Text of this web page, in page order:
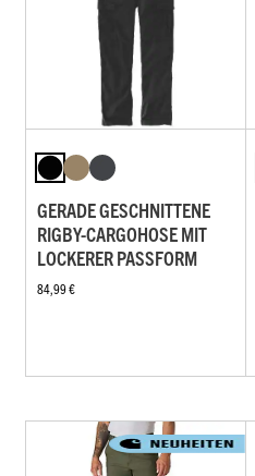
GERADE GESCHNITTENE
RIGBY-CARGOHOSE MIT
LOCKERER PASSFORM
84,99 €